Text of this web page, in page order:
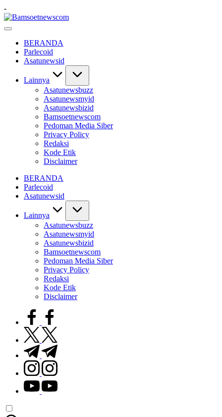
Skip
to
content
-
Bamsoetnewscom
Berita
MobilitasBERANDA
Parlecoid
Asatunewsid
Lainnya
Asatunewsbuzz
Asatunewsmyid
Asatunewsbizid
Bamsoetnewscom
Pedoman Media Siber
Privacy Policy
Redaksi
Kode Etik
Disclaimer
BERANDA
Parlecoid
Asatunewsid
Lainnya
Asatunewsbuzz
Asatunewsmyid
Asatunewsbizid
Bamsoetnewscom
Pedoman Media Siber
Privacy Policy
Redaksi
Kode Etik
Disclaimer
facebook.com
twitter.com
t.me
instagram.com
youtube.com